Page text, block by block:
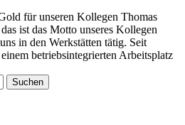
für unseren Kollegen Thomas
ist das Motto unseres Kollegen
in den Werkstätten tätig. Seit
betriebsintegrierten Arbeitsplatz